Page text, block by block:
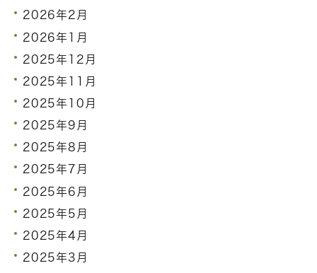
2026年2月
2026年1月
2025年12月
2025年11月
2025年10月
2025年9月
2025年8月
2025年7月
2025年6月
2025年5月
2025年4月
2025年3月